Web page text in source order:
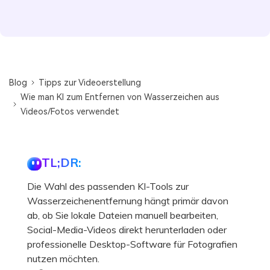
Blog
Tipps zur Videoerstellung
Wie man KI zum Entfernen von Wasserzeichen aus
Videos/Fotos verwendet
TL;DR:
Die Wahl des passenden KI-Tools zur
Wasserzeichenentfernung hängt primär davon
ab, ob Sie lokale Dateien manuell bearbeiten,
Social-Media-Videos direkt herunterladen oder
professionelle Desktop-Software für Fotografien
nutzen möchten.